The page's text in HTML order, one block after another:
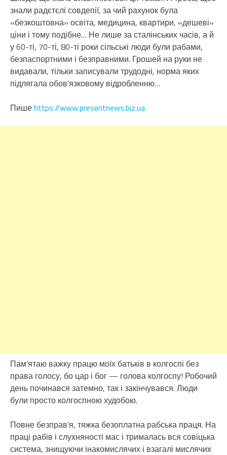
знали радєтєлі совдепії, за чий рахунок була
«безкоштовна» освіта, медицина, квартири, «дешеві»
ціни і тому подібне… Не лише за сталінських часів, а й
у 60-ті, 70-ті, 80-ті роки сільські люди були рабами,
безпаспортними і безправними. Грошей на руки не
видавали, тільки записували трудодні, норма яких
підлягала обов’язковому відробленню…
Пишеhttps://www.presentnews.biz.ua
Пам’ятаю важку працю моїх батьків в колгоспі без
права голосу, бо цар і бог — голова колгоспу! Робочий
день починався затемно, так і закінчувався. Люди
були просто колгоспною худобою.
Повне безправ’я, тяжка безоплатна рабська праця. На
праці рабів і слухняності мас і трималась вся совіцька
система, знищуючи інакомислячих і взагалі мислячих